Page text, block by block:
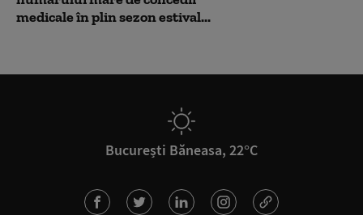
medicale în plin sezon estival...
București Băneasa, 22°C